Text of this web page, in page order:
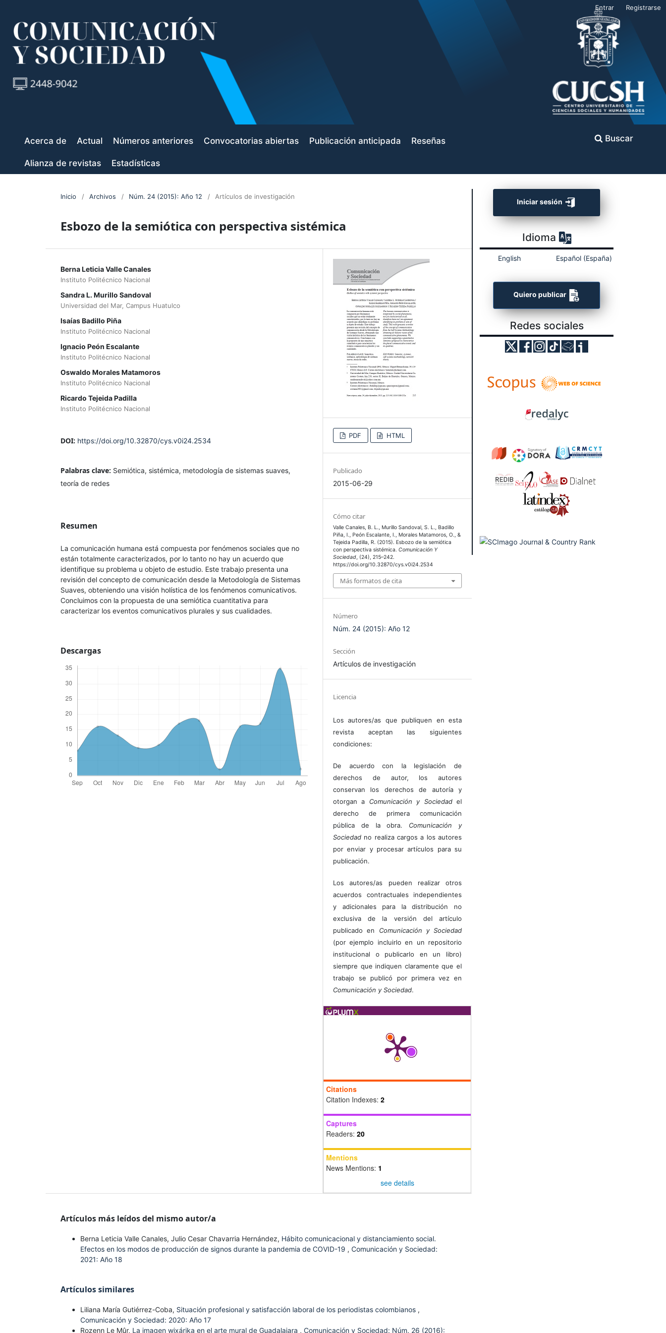
Acerca de Actual Números anteriores Convocatorias abiertas Publicación anticipada Reseñas
Alianza de revistas Estadísticas
Buscar
Entrar Registrarse
Inicio / Archivos / Núm. 24 (2015): Año 12 / Artículos de investigación
Esbozo de la semiótica con perspectiva sistémica
Berna Leticia Valle Canales
Instituto Politécnico Nacional
Sandra L. Murillo Sandoval
Universidad del Mar, Campus Huatulco
Isaías Badillo Piña
Instituto Politécnico Nacional
Ignacio Peón Escalante
Instituto Politécnico Nacional
Oswaldo Morales Matamoros
Instituto Politécnico Nacional
Ricardo Tejeida Padilla
Instituto Politécnico Nacional
DOI: https://doi.org/10.32870/cys.v0i24.2534
Palabras clave: Semiótica, sistémica, metodología de sistemas suaves,
teoría de redes
Resumen
La comunicación humana está compuesta por fenómenos sociales que no
están totalmente caracterizados, por lo tanto no hay un acuerdo que
identifique su problema u objeto de estudio. Este trabajo presenta una
revisión del concepto de comunicación desde la Metodología de Sistemas
Suaves, obteniendo una visión holística de los fenómenos comunicativos.
Concluimos con la propuesta de una semiótica cuantitativa para
caracterizar los eventos comunicativos plurales y sus cualidades.
Descargas
PDF HTML
Publicado
2015-06-29
Cómo citar
Valle Canales, B. L., Murillo Sandoval, S. L., Badillo
Piña, I., Peón Escalante, I., Morales Matamoros, O., &
Tejeida Padilla, R. (2015). Esbozo de la semiótica
con perspectiva sistémica.Comunicación Y
Sociedad, (24), 215–242.
https://doi.org/10.32870/cys.v0i24.2534
Más formatos de cita
Número
Núm. 24 (2015): Año 12
Sección
Artículos de investigación
Licencia
Los autores/as que publiquen en esta
revista aceptan las siguientes
condiciones:
De acuerdo con la legislación de
derechos de autor, los autores
conservan los derechos de autoría y
otorgan a Comunicación y Sociedadel
derecho de primera comunicación
pública de la obra. Comunicación y
Sociedad no realiza cargos a los autores
por enviar y procesar artículos para su
publicación.
Los autores/as pueden realizar otros
acuerdos contractuales independientes
y adicionales para la distribución no
exclusiva de la versión del artículo
publicado en Comunicación y Sociedad
(por ejemplo incluirlo en un repositorio
institucional o publicarlo en un libro)
siempre que indiquen claramente que el
trabajo se publicó por primera vez en
Comunicación y Sociedad.
Citations
Citation Indexes: 2
Captures
Readers: 20
Mentions
News Mentions: 1
see details
Artículos más leídos del mismo autor/a
Berna Leticia Valle Canales, Julio Cesar Chavarria Hernández, Hábito comunicacional y distanciamiento social.
Efectos en los modos de producción de signos durante la pandemia de COVID-19 , Comunicación y Sociedad:
2021: Año 18
Artículos similares
Liliana María Gutiérrez-Coba, Situación profesional y satisfacción laboral de los periodistas colombianos ,
Comunicación y Sociedad: 2020: Año 17
Rozenn Le Mûr, La imagen wixárika en el arte mural de Guadalajara , Comunicación y Sociedad: Núm. 26 (2016):
Iniciar sesión
Idioma
English Español (España)
Quiero publicar
Redes sociales